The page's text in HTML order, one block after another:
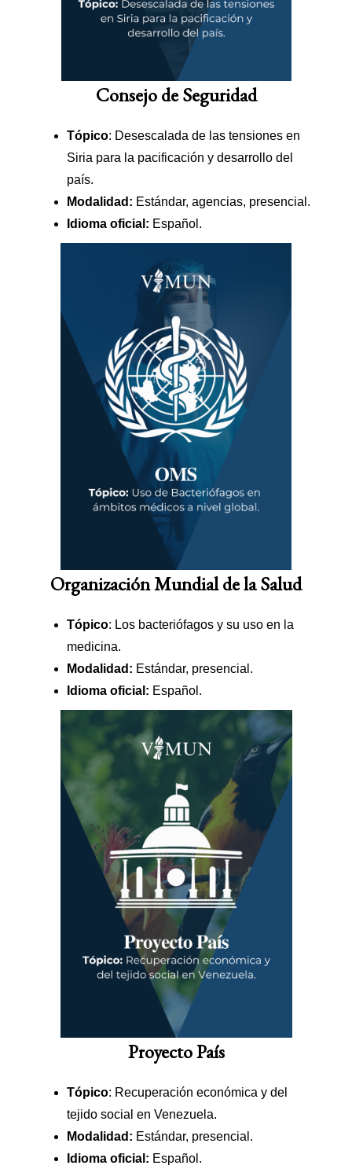
Consejo de Seguridad
Tópico: Desescalada de las tensiones en
Siria para la pacificación y desarrollo del
país.
Modalidad: Estándar, agencias, presencial.
Idioma oficial: Español.
Organización Mundial de la Salud
Tópico: Los bacteriófagos y su uso en la
medicina.
Modalidad: Estándar, presencial.
Idioma oficial: Español.
Proyecto País
Tópico: Recuperación económica y del
tejido social en Venezuela.
Modalidad: Estándar, presencial.
Idioma oficial: Español.